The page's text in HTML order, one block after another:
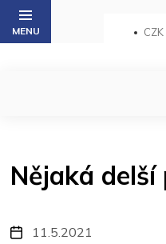
Přejít
obsah
CZK
Nějaká delší
11.5.2021